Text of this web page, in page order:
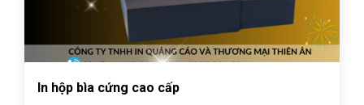
In hộp bìa cứng cao cấp